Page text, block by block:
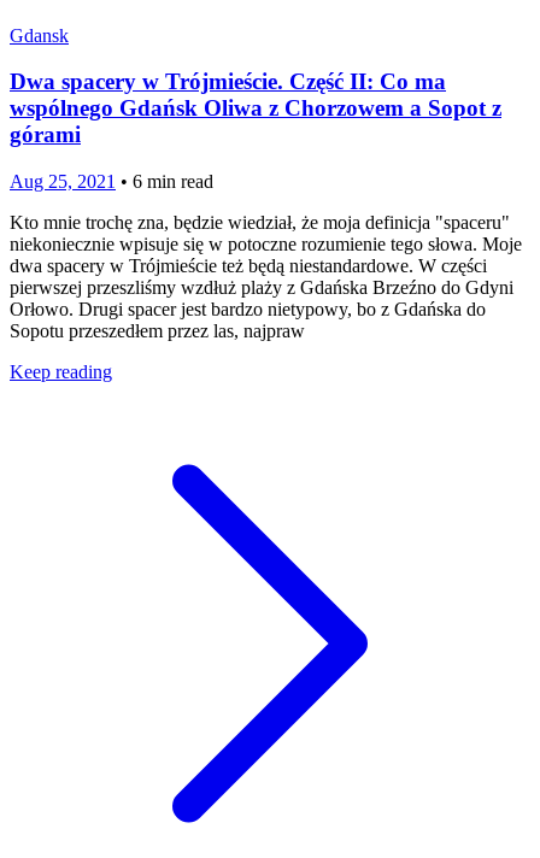
Gdansk
Dwa spacery w Trójmieście. Część II: Co ma
wspólnego Gdańsk Oliwa z Chorzowem a Sopot z
górami
Aug 25, 2021 • 6 min read
Kto mnie trochę zna, będzie wiedział, że moja definicja "spaceru"
niekoniecznie wpisuje się w potoczne rozumienie tego słowa. Moje
dwa spacery w Trójmieście też będą niestandardowe. W części
pierwszej przeszliśmy wzdłuż plaży z Gdańska Brzeźno do Gdyni
Orłowo. Drugi spacer jest bardzo nietypowy, bo z Gdańska do
Sopotu przeszedłem przez las, najpraw
Keep reading